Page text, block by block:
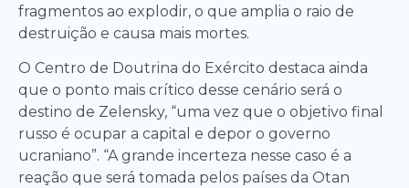
fragmentos ao explodir, o que amplia o raio de
destruição e causa mais mortes.
O Centro de Doutrina do Exército destaca ainda
que o ponto mais crítico desse cenário será o
destino de Zelensky, “uma vez que o objetivo final
russo é ocupar a capital e depor o governo
ucraniano”. “A grande incerteza nesse caso é a
reação que será tomada pelos países da Otan